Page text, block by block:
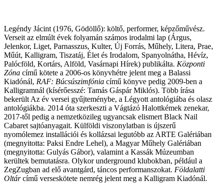
Legéndy Jácint (1976, Gödöllő): költő, performer, képzőművész.
Verseit az elmúlt évek folyamán számos irodalmi lap (Árgus,
Jelenkor, Liget, Parnasszus, Kulter, Új Forrás, Műhely, Litera, Prae,
Műút, Kalligram, Tiszatáj, Élet és Irodalom, Spanyolnátha, Hévíz,
Palócföld, Kortárs, Alföld, Vasárnapi Hírek) publikálta. Központi
Zóna című kötete a 2006-os könyvhétre jelent meg a Balassi
Kiadónál, RAF: Búcsúszimfónia című könyve pedig 2009-ben a
Kalligramnál (kísérőesszé: Tamás Gáspár Miklós). Több írása
bekerült Az év versei gyűjteménybe, a Légyott antológiába és olasz
antológiákba. 2014 óta szerkeszti a Vágtázó Halottkémek zenekar,
2017-től pedig a nemzetközileg ugyancsak elismert Black Nail
Cabaret sajtóanyagait. Külföldi viszonylatban is újszerű
nyomólemez installációi és kollázsai legutóbb az ARTE Galériában
(megnyitotta: Paksi Endre Lehel), a Magyar Műhely Galériában
(megnyitotta: Gulyás Gábor), valamint a Kassák Múzeumban
kerültek bemutatásra. Olykor underground klubokban, például a
ZegZugban ad elő avantgárd, táncos performanszokat. Földalatti
Oltárcímű verseskötete nemrég jelent meg a Kalligram Kiadónál.